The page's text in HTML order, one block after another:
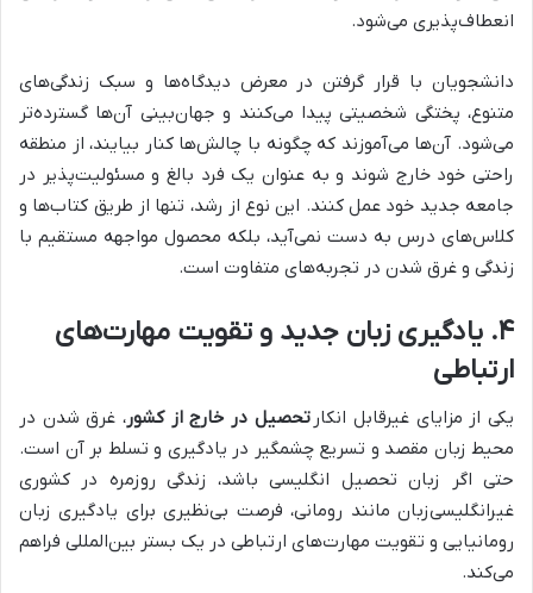
انعطاف‌پذیری می‌شود.
دانشجویان با قرار گرفتن در معرض دیدگاه‌ها و سبک زندگی‌های
متنوع، پختگی شخصیتی پیدا می‌کنند و جهان‌بینی آن‌ها گسترده‌تر
می‌شود. آن‌ها می‌آموزند که چگونه با چالش‌ها کنار بیایند، از منطقه
راحتی خود خارج شوند و به عنوان یک فرد بالغ و مسئولیت‌پذیر در
جامعه جدید خود عمل کنند. این نوع از رشد، تنها از طریق کتاب‌ها و
کلاس‌های درس به دست نمی‌آید، بلکه محصول مواجهه مستقیم با
زندگی و غرق شدن در تجربه‌های متفاوت است.
۴. یادگیری زبان جدید و تقویت مهارت‌های
ارتباطی
یکی از مزایای غیرقابل انکار تحصیل در خارج از کشور، غرق شدن در
محیط زبان مقصد و تسریع چشمگیر در یادگیری و تسلط بر آن است.
حتی اگر زبان تحصیل انگلیسی باشد، زندگی روزمره در کشوری
غیرانگلیسی‌زبان مانند رومانی، فرصت بی‌نظیری برای یادگیری زبان
رومانیایی و تقویت مهارت‌های ارتباطی در یک بستر بین‌المللی فراهم
می‌کند.